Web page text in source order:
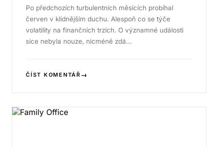
Po předchozích turbulentních měsících probíhal
červen v klidnějším duchu. Alespoň co se týče
volatility na finančních trzích. O významné události
sice nebyla nouze, nicméně zdá…
ČÍST KOMENTÁŘ →